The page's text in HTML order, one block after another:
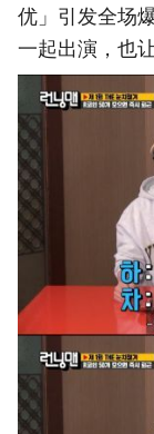
优」引发全场
一起出演，也